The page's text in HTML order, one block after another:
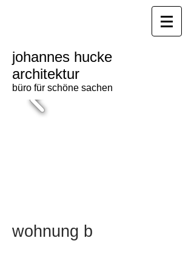
johannes hucke
architektur
büro für schöne sachen
wohnung b